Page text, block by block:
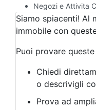
Negozi e Attivita
Qualsiasi
Attività/Licenza
Azienda Agricola
Bar/Ristorante
Albergo
Laboratorio
Negozio/locale
Agriturismo
Siamo spiacenti! Al
immobile con
Puoi provare
Chiedi
o descrivigli
Prova ad